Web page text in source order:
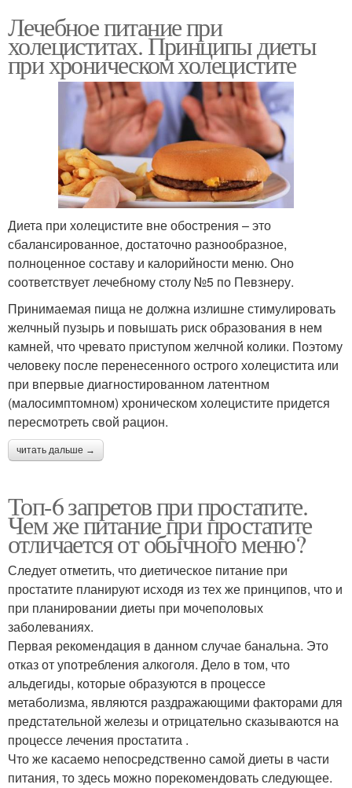
Лечебное питание при
холециститах. Принципы диеты
при хроническом холецистите
Диета при холецистите вне обострения – это
сбалансированное, достаточно разнообразное,
полноценное составу и калорийности меню. Оно
соответствует лечебному столу №5 по Певзнеру.
Принимаемая пища не должна излишне стимулировать
желчный пузырь и повышать риск образования в нем
камней, что чревато приступом желчной колики. Поэтому
человеку после перенесенного острого холецистита или
при впервые диагностированном латентном
(малосимптомном) хроническом холецистите придется
пересмотреть свой рацион.
читать дальше →
Топ-6 запретов при простатите.
Чем же питание при простатите
отличается от обычного меню?
Следует отметить, что диетическое питание при
простатите планируют исходя из тех же принципов, что и
при планировании диеты при мочеполовых
заболеваниях.
Первая рекомендация в данном случае банальна. Это
отказ от употребления алкоголя. Дело в том, что
альдегиды, которые образуются в процессе
метаболизма, являются раздражающими факторами для
предстательной железы и отрицательно сказываются на
процессе лечения простатита .
Что же касаемо непосредственно самой диеты в части
питания, то здесь можно порекомендовать следующее.